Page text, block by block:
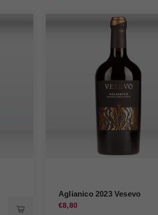
Aglianico 2023 Vesevo
€8,80